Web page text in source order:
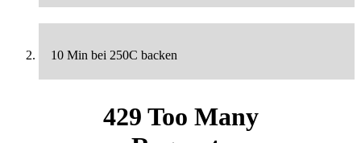
10 Min bei 250C backen